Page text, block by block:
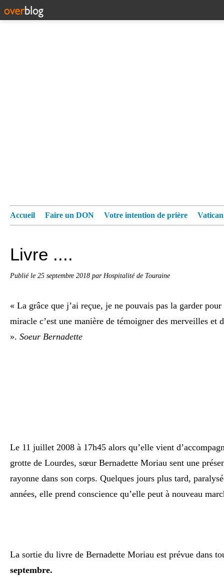
Accueil Faire un DON Votre intention de prière
Livre ....
Publié le 25 septembre 2018 par Hospitalité de Touraine
« La grâce que j’ai reçue, je ne pouvais pas la garder
miracle c’est une manière de témoigner des merveilles et
». Soeur Bernadette
Le 11 juillet 2008 à 17h45 alors qu’elle vient
grotte de Lourdes, sœur Bernadette Moriau sent une
rayonne dans son corps. Quelques jours plus tard,
années, elle prend conscience qu’elle peut à nouveau
La sortie du livre de Bernadette Moriau est prévue dans
septembre.